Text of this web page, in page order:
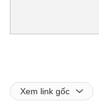
Xem link gốc